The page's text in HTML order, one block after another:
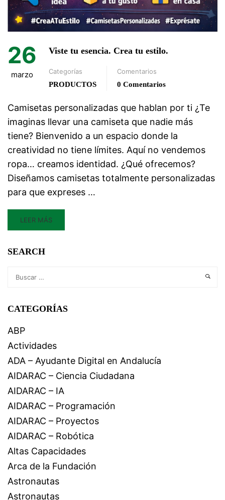
26
marzo
Viste tu esencia. Crea tu estilo.
Categorías
PRODUCTOS
Comentarios
0 Comentarios
Camisetas personalizadas que hablan por ti ¿Te
imaginas llevar una camiseta que nadie más
tiene? Bienvenido a un espacio donde la
creatividad no tiene límites. Aquí no vendemos
ropa… creamos identidad. ¿Qué ofrecemos?
Diseñamos camisetas totalmente personalizadas
para que expreses …
LEER MÁS
SEARCH
CATEGORÍAS
ABP
Actividades
ADA – Ayudante Digital en Andalucía
AIDARAC – Ciencia Ciudadana
AIDARAC – IA
AIDARAC – Programación
AIDARAC – Proyectos
AIDARAC – Robótica
Altas Capacidades
Arca de la Fundación
Astronautas
Astronautas